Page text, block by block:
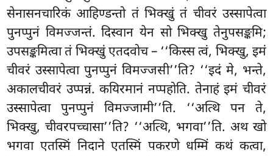
सेनासनचारिकं आहिण्डन्तो तं भिक्खुं तं चीवरं उस्सापेत्वा
पुनप्पुनं विमज्जन्तं. दिस्वान येन सो भिक्खु तेनुपसङ्कमि;
उपसङ्कमित्वा तं भिक्खुं एतदवोच – ‘‘किस्स त्वं, भिक्खु, इमं
चीवरं उस्सापेत्वा पुनप्पुनं विमज्जसी’’ति? ‘‘इदं मे, भन्ते,
अकालचीवरं उप्पन्नं. कयिरमानं नप्पहोति. तेनाहं इमं चीवरं
उस्सापेत्वा पुनप्पुनं विमज्जामी’’ति. ‘‘अत्थि पन ते,
भिक्खु, चीवरपच्चासा’’ति? ‘‘अत्थि, भगवा’’ति. अथ खो
भगवा एतस्मिं निदाने एतस्मिं पकरणे धम्मिं कथं कत्वा,